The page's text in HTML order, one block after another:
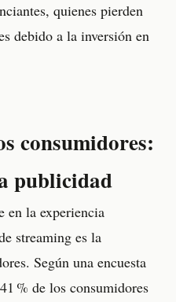
quienes pierden
debido a la inversión en
consumidores:
publicidad
en la experiencia
streaming es la
Según una encuesta
% de los consumidores